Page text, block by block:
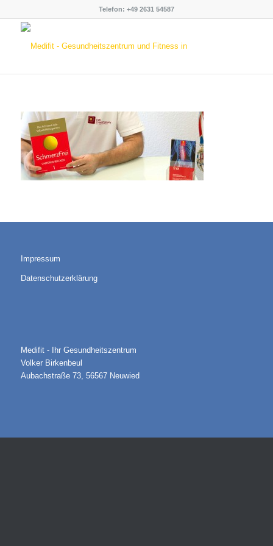
Telefon: +49 2631 54587
Impressum
Datenschutzerklärung
Medifit - Ihr Gesundheitszentrum
Volker Birkenbeul
Aubachstraße 73, 56567 Neuwied